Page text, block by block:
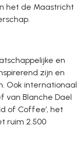
het de Maastricht
en
zijn en
Ook internationaal
van Blanche Dael
of Coffee’, het
ruim 2.500